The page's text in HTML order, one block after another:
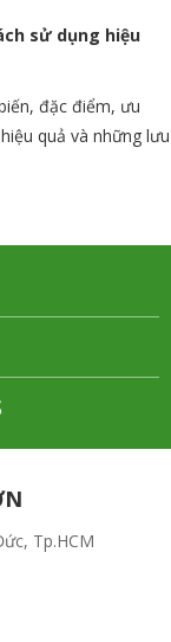
sử dụng hiệu
đặc điểm, ưu
quả và những lưu
Tp.HCM